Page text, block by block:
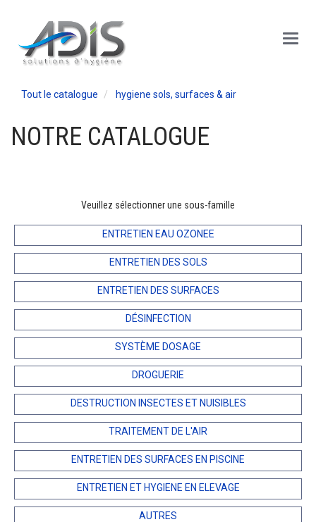
Main
Menu
Tout le catalogue hygiene sols, surfaces & air
NOTRE CATALOGUE
Veuillez sélectionner une sous-famille
ENTRETIEN EAU OZONEE
ENTRETIEN DES SOLS
ENTRETIEN DES SURFACES
DÉSINFECTION
SYSTÈME DOSAGE
DROGUERIE
DESTRUCTION INSECTES ET NUISIBLES
TRAITEMENT DE L'AIR
ENTRETIEN DES SURFACES EN PISCINE
ENTRETIEN ET HYGIENE EN ELEVAGE
AUTRES